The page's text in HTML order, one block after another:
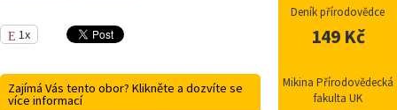
1x
Zajímá Vás tento obor? Klikněte a dozvíte se
více informací
Deník přírodovědce
149 Kč
Mikina Přírodovědecká
fakulta UK